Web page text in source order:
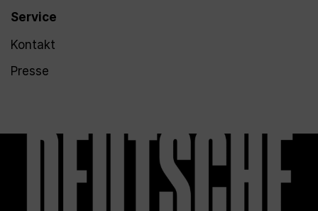
Service
Kontakt
Presse